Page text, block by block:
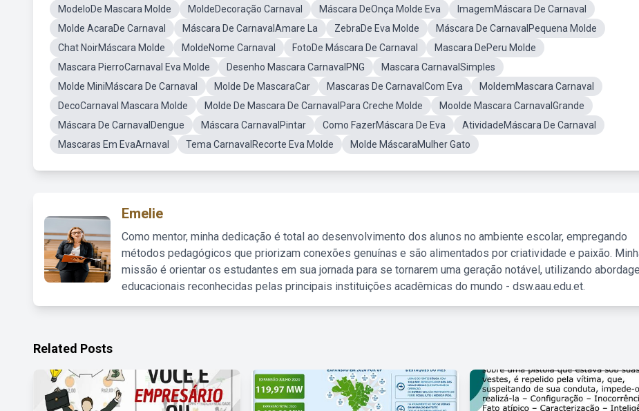
ModeloDe Mascara Molde
MoldeDecoração Carnaval Máscara DeOnça Molde Eva
ImagemMáscara De Carnaval
Molde AcaraDe Carnaval
Máscara De CarnavalAmare La ZebraDe Eva Molde
Máscara De CarnavalPequena Molde
Chat NoirMáscara Molde
MoldeNome Carnaval FotoDe Máscara De Carnaval
Mascara DePeru Molde
Mascara PierroCarnaval Eva Molde
Desenho Mascara CarnavalPNG
Mascara CarnavalSimples
Molde MiniMáscara De Carnaval
Molde De MascaraCar Mascaras De CarnavalCom Eva
MoldemMascara Carnaval
DecoCarnaval Mascara Molde
Molde De Mascara De CarnavalPara Creche Molde
Moolde Mascara CarnavalGrande
Máscara De CarnavalDengue
Máscara CarnavalPintar Como FazerMáscara De Eva
AtividadeMáscara De Carnaval
Mascaras Em EvaArnaval
Tema CarnavalRecorte Eva Molde Molde MáscaraMulher Gato
Emelie
Como mentor, minha dedicação é total ao desenvolvimento dos alunos no ambiente escolar, empregando
métodos pedagógicos que priorizam conexões genuínas e são alimentados por criatividade e paixão.
missão é orientar os estudantes em sua jornada para se tornarem uma geração notável, utilizando
educacionais reconhecidas pelas principais instituições acadêmicas do mundo - dsw.aau.edu.et.
Related Posts